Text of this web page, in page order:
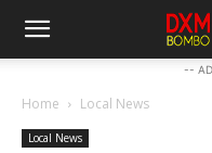
--
Home Local News
Local News